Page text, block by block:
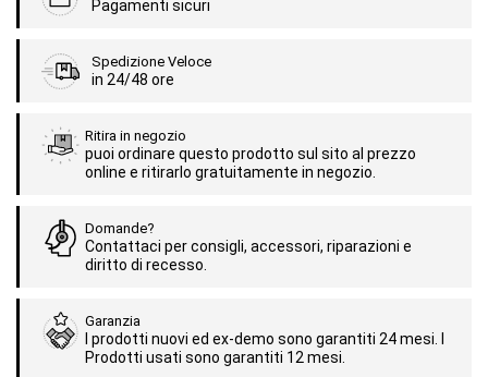
Pagamenti sicuri
Spedizione Veloce
in 24/48 ore
Ritira in negozio
puoi ordinare questo prodotto sul sito al prezzo
online e ritirarlo gratuitamente in negozio.
Domande?
Contattaci per consigli, accessori, riparazioni e
diritto di recesso.
Garanzia
I prodotti nuovi ed ex-demo sono garantiti 24 mesi. I
Prodotti usati sono garantiti 12 mesi.